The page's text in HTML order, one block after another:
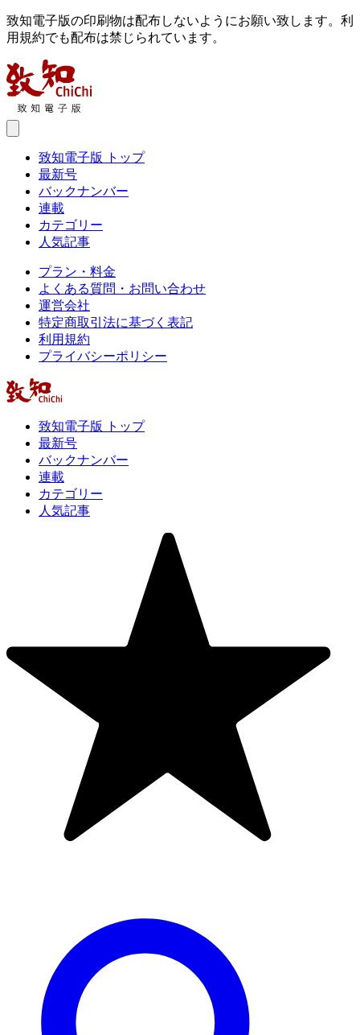
致知電子版の印刷物は配布しないようにお願い致します。利
用規約でも配布は禁じられています。
致知電子版 トップ
最新号
バックナンバー
連載
カテゴリー
人気記事
プラン・料金
よくある質問・お問い合わせ
運営会社
特定商取引法に基づく表記
利用規約
プライバシーポリシー
致知電子版 トップ
最新号
バックナンバー
連載
カテゴリー
人気記事